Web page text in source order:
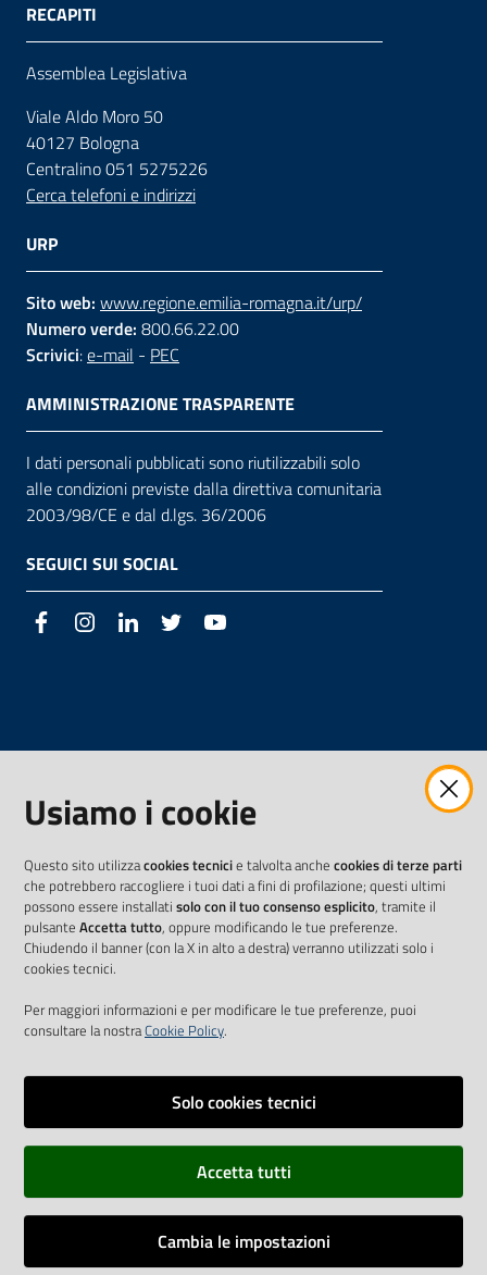
RECAPITI
Assemblea Legislativa
Viale Aldo Moro 50
40127 Bologna
Centralino 051 5275226
Cerca telefoni e indirizzi
URP
Sito web: www.regione.emilia-romagna.it/urp/
Numero verde: 800.66.22.00
Scrivici:e-mail - PEC
AMMINISTRAZIONE TRASPARENTE
I dati personali pubblicati sono riutilizzabili solo
alle condizioni previste dalla direttiva comunitaria
2003/98/CE e dal d.lgs. 36/2006
SEGUICI SUI SOCIAL
FacebookInstagramLinkedIn Twitter
Vai alla pagina
Usiamo i cookie
Questo sito utilizzacookies tecnicie talvolta anche cookies di terze parti
che potrebbero raccogliere i tuoi dati a fini di profilazione; questi ultimi
possono essere installati solo con il tuo consenso esplicito, tramite il
pulsante Accetta tutto, oppure modificando le tue preferenze.
Chiudendo il banner (con la X in alto a destra) verranno utilizzati solo i
cookies tecnici.
Per maggiori informazioni e per modificare le tue preferenze, puoi
consultare la nostraCookie Policy.
Solo cookies tecnici
Accetta tutti
Cambia le impostazioni